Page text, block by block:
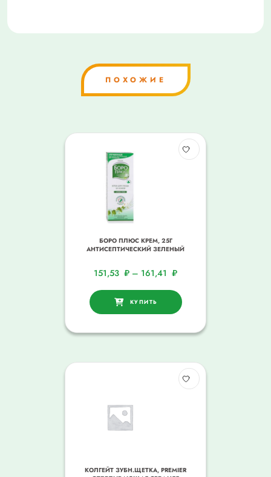
ПОХОЖИЕ
БОРО ПЛЮС КРЕМ, 25Г
АНТИСЕПТИЧЕСКИЙ ЗЕЛЕНЫЙ
151,53 ₽ – 161,41 ₽
КУПИТЬ
КОЛГЕЙТ ЗУБН.ЩЕТКА, PREMIER